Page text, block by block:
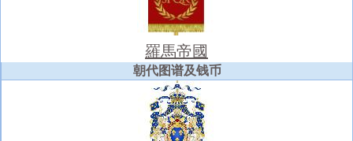
羅馬帝國
朝代图谱及钱币